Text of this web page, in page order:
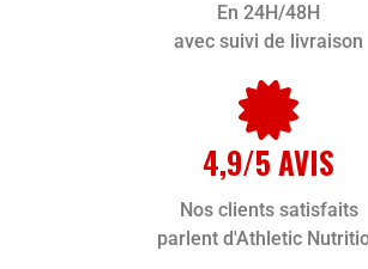
En 24H/48H
avec suivi de livraison
4,9/5 AVIS
Nos clients satisfaits
parlent d'Athletic